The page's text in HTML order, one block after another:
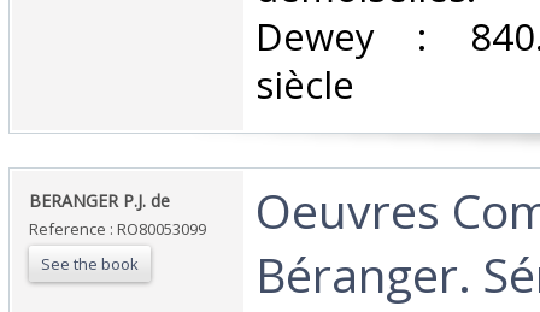
Dewey :
siècle‎
‎BERANGER P.J. de‎
Reference : RO80053099
See the book
‎Oeuvres
Béranger.